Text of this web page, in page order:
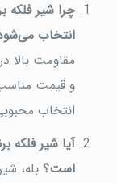
چرا شیر فلکه
انتخاب
مقاومت بالا
و قیمت
انتخاب
آیا شیر فلکه
است؟بله،